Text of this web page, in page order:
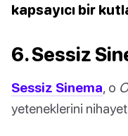
kapsayıcı bir
6. Sessiz
Sessiz Sinema, o
yeteneklerini